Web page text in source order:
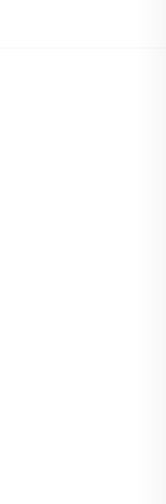
focada em
Grande, o
e
de vender ou
com um